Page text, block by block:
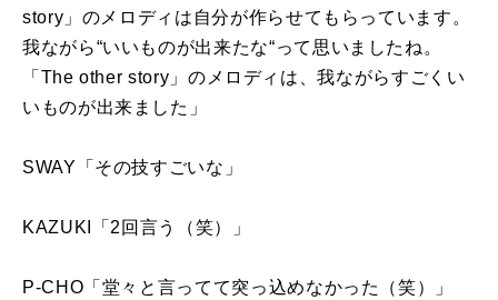
story 」のメロディは自分が作らせてもらっています。
我ながら“いいものが出来たな“って思いましたね。
「 The other story 」のメロディは、我ながらすごくい
いものが出来ました」
SWAY「その技すごいな」
KAZUKI「 2 回言う（笑）」
P-CHO「堂々と言ってて突っ込めなかった（笑）」